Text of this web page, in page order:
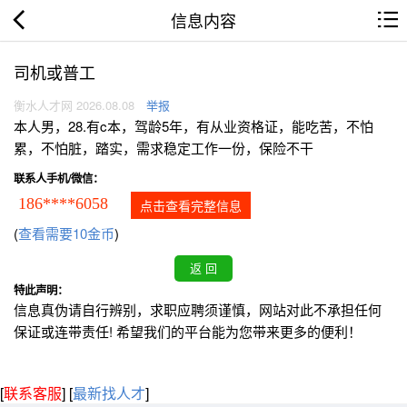
信息内容
司机或普工
衡水人才网 2026.08.08 举报
本人男，28.有c本，驾龄5年，有从业资格证，能吃苦，不怕
累，不怕脏，踏实，需求稳定工作一份，保险不干
联系人手机/微信：
186****6058 点击查看完整信息
(查看需要10金币)
特此声明：
信息真伪请自行辨别，求职应聘须谨慎，网站对此不承担任何
保证或连带责任! 希望我们的平台能为您带来更多的便利！
[联系客服] [最新找人才]